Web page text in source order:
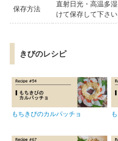
保存方法
直射日光・高温多
けて保存して下さい
きびのレシピ
もちきびのカルパッチョ